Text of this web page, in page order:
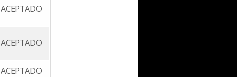
ACEPTADO
ACEPTADO
ACEPTADO